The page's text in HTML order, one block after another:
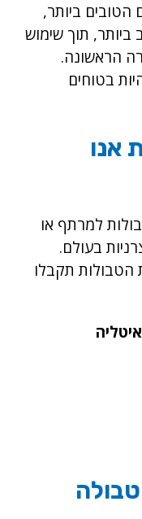
הטובים ביותר,
תוך שימוש
הראשונה.
בטוחים
אנו
למרתף או
בעולם.
תקבלו